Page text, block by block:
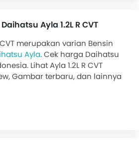
Ayla 1.2L R CVT
CVT merupakan varian Bensin
Ayla. Cek harga Daihatsu
Lihat Ayla 1.2L R CVT
Gambar terbaru, dan lainnya